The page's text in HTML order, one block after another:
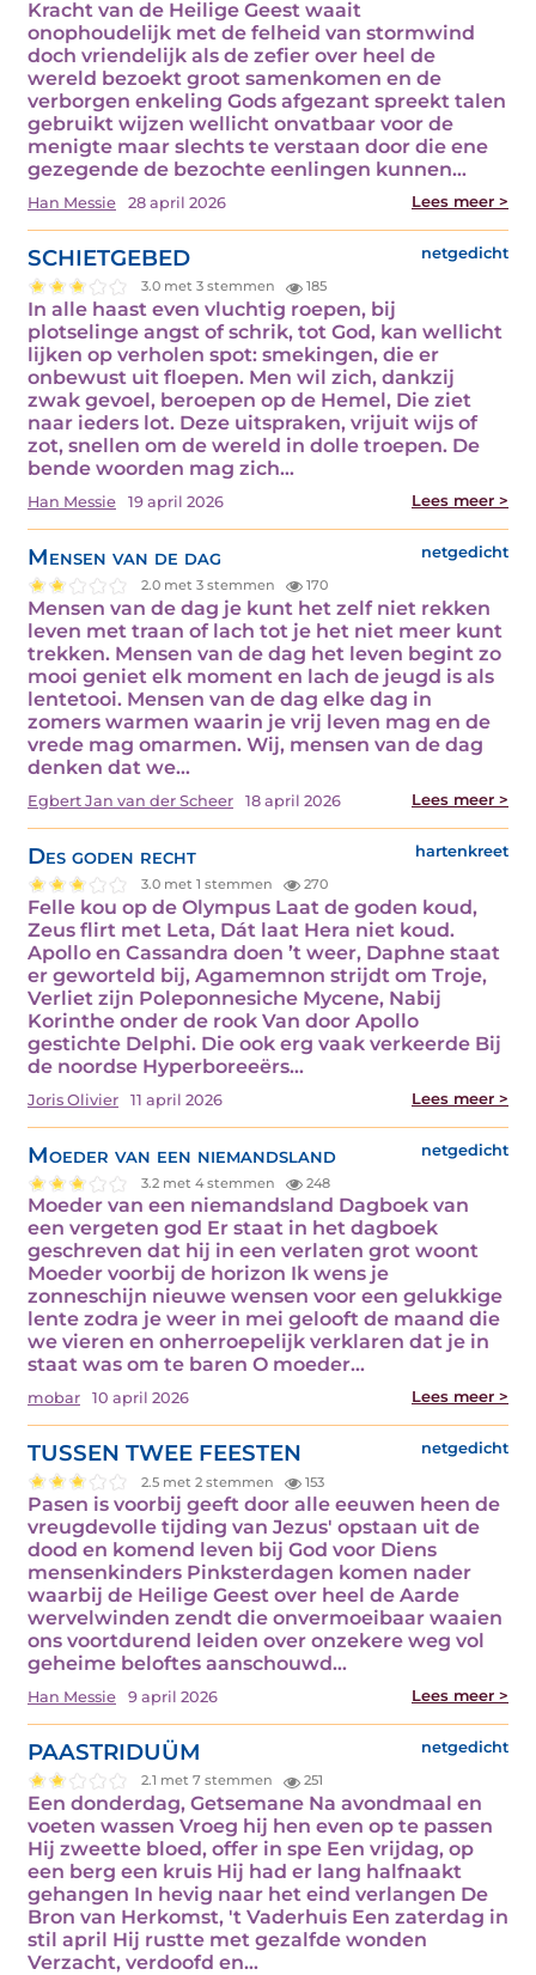
Kracht van de Heilige Geest waait
onophoudelijk met de felheid van stormwind
doch vriendelijk als de zefier over heel de
wereld bezoekt groot samenkomen en de
verborgen enkeling Gods afgezant spreekt talen
gebruikt wijzen wellicht onvatbaar voor de
menigte maar slechts te verstaan door die ene
gezegende de bezochte eenlingen kunnen…
Han Messie 28 april 2026 Lees meer >
SCHIETGEBED netgedicht
3.0 met 3 stemmen 185
In alle haast even vluchtig roepen, bij
plotselinge angst of schrik, tot God, kan wellicht
lijken op verholen spot: smekingen, die er
onbewust uit floepen. Men wil zich, dankzij
zwak gevoel, beroepen op de Hemel, Die ziet
naar ieders lot. Deze uitspraken, vrijuit wijs of
zot, snellen om de wereld in dolle troepen. De
bende woorden mag zich…
Han Messie 19 april 2026 Lees meer >
Mensen van de dag netgedicht
2.0 met 3 stemmen 170
Mensen van de dag je kunt het zelf niet rekken
leven met traan of lach tot je het niet meer kunt
trekken. Mensen van de dag het leven begint zo
mooi geniet elk moment en lach de jeugd is als
lentetooi. Mensen van de dag elke dag in
zomers warmen waarin je vrij leven mag en de
vrede mag omarmen. Wij, mensen van de dag
denken dat we…
Egbert Jan van der Scheer 18 april 2026 Lees meer >
Des goden recht hartenkreet
3.0 met 1 stemmen 270
Felle kou op de Olympus Laat de goden koud,
Zeus flirt met Leta, Dát laat Hera niet koud.
Apollo en Cassandra doen ’t weer, Daphne staat
er geworteld bij, Agamemnon strijdt om Troje,
Verliet zijn Poleponnesiche Mycene, Nabij
Korinthe onder de rook Van door Apollo
gestichte Delphi. Die ook erg vaak verkeerde Bij
de noordse Hyperboreeërs…
Joris Olivier 11 april 2026 Lees meer >
Moeder van een niemandsland netgedicht
3.2 met 4 stemmen 248
Moeder van een niemandsland Dagboek van
een vergeten god Er staat in het dagboek
geschreven dat hij in een verlaten grot woont
Moeder voorbij de horizon Ik wens je
zonneschijn nieuwe wensen voor een gelukkige
lente zodra je weer in mei gelooft de maand die
we vieren en onherroepelijk verklaren dat je in
staat was om te baren O moeder…
mobar 10 april 2026 Lees meer >
TUSSEN TWEE FEESTEN netgedicht
2.5 met 2 stemmen 153
Pasen is voorbij geeft door alle eeuwen heen de
vreugdevolle tijding van Jezus' opstaan uit de
dood en komend leven bij God voor Diens
mensenkinders Pinksterdagen komen nader
waarbij de Heilige Geest over heel de Aarde
wervelwinden zendt die onvermoeibaar waaien
ons voortdurend leiden over onzekere weg vol
geheime beloftes aanschouwd…
Han Messie 9 april 2026 Lees meer >
PAASTRIDUÜM netgedicht
2.1 met 7 stemmen 251
Een donderdag, Getsemane Na avondmaal en
voeten wassen Vroeg hij hen even op te passen
Hij zweette bloed, offer in spe Een vrijdag, op
een berg een kruis Hij had er lang halfnaakt
gehangen In hevig naar het eind verlangen De
Bron van Herkomst, 't Vaderhuis Een zaterdag in
stil april Hij rustte met gezalfde wonden
Verzacht, verdoofd en…